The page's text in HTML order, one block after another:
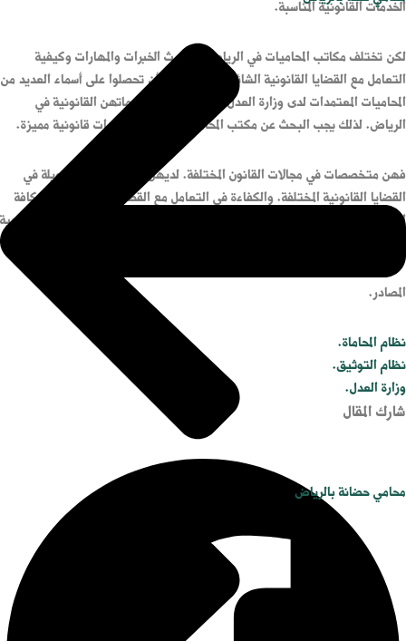
محامي حضانة بالرياض
الخدمات القانونية المناسبة.
لكن تختلف مكاتب المحاميات في الرياض من حيث الخبرات والمهارات وكيفية
التعامل مع القضايا القانونية الشائكة. حيث يمكن أن تحصلوا على أسماء العديد من
المحاميات المعتمدات لدى وزارة العدل واللواتي يقدمن خدماتهن القانونية في
الرياض. لذلك يجب البحث عن مكتب المحامية الذي يمتلك خبرات قانونية مميزة.
فهن متخصصات في مجالات القانون المختلفة. لديهن خبرات قانونية طويلة في
القضايا القانونية المختلفة. والكفاءة في التعامل مع القضايا المعقدة وتجاوز كافة
العقبات القانونية التي تعترض أي قضية لما لديهن من إلمام بجميع الأحكام الشرعية
المصادر.
نظام المحاماة.
نظام التوثيق.
وزارة العدل.
شارك المقال